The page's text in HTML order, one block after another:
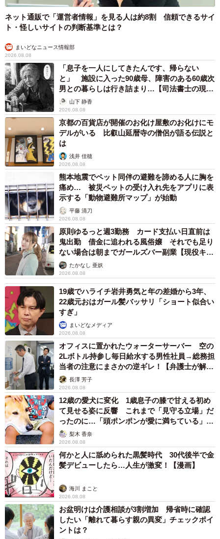
そんな反応を見た妻の様子について、吉田さんは次のよう
に話します。
「『優しそうな彼氏』から『カッコ良くて優しい旦那』に
変わった、と妻は嬉しそうでした」（吉田さん）
しかし、当時は結婚式の準備段階だったため、大幅な減量
によって予想外のハプニングも発生したのだとか。「1番困
らせたのは結婚式の衣装合わせ。毎回痩せていく僕に、ス
タッフの方が困惑していました」と、衣装のサイズ調整に
苦労したエピソードも明かしています。
ダイエットの成功により周りの吉田さんを見る目は大きく
変わりましたが、ご本人は「改めて、変わらない妻の愛情
を感じた」と語ります。
「妻は人の内面を見ているので、『太っていても痩せてい
ても“幸せ”』と言ってくれます。結婚してもう13年経ちます
が、今も『幸せ』だと言ってくれるんです」（吉田さん）
ネット通販で「運営者情報」を見る人は約8割 信頼できるサイ
ト・怪しいサイトの判断基準とは？
まいどなニュース情報部
2026.08.08
「息子を一人にしてきたんです、帰らない
と」 施設に入った90歳母、障害のある60歳次
男との暮らしは行き詰まり…【司法書士の現場
から】山下 静香
2026.08.08
京都の百貨店が開催のお化け屋敷のお化けにモ
デルがいる 比叡山延暦寺の僧侶が語る伝説と
は
浅井 佳穂
2026.08.08
熊本地震でペット同伴の避難を諦める人に胸を
痛め… 被災ペットの受け入れ先をアプリに表
示する「動物避難所マップ」が始動
平藤 清刀
2026.08.08
原則ゆるっと週3勤務 カード支払い日直前は
鬼出勤 借金に追われる風俗嬢 それでも足り
ない場合は朝までガールズバー副業【現役キャ
ストに取材】
たかなし 亜妖
2026.08.08
19歳でハライチ岩井勇気と年の差婚から3年、
22歳元おはガール髪バッサリ「ショート似合い
すぎ」
まいどなメディア
2026.08.08
オフィスに置かれたウォーターサーバー 空の
2Lボトル持参し毎日給水する男性社員→総務担
当者の注意にまさかの逆ギレ！【弁護士が解
説】長澤 芳子
2026.08.08
12歳の愛犬に変化 1歳息子の膝で甘える初め
て見せる姿に反響 これまで「見守る立場」だ
ったのに…「頭ポンポンが愛に満ちている」
「尊…」
梨木 香奈
2026.08.08
何かと人に舐められた黒髪時代 30代後半で金
髪デビューしたら…人生が激変！【漫画】
海川 まこと
2026.08.08
お盆明けは介護相談が3割増加 帰省時に確認
したい「離れて暮らす親の異変」チェックポイ
ントは？